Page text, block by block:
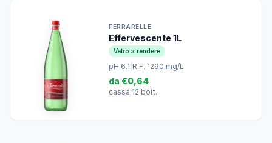
FERRARELLE
Effervescente 1L
Vetro a rendere
pH 6.1 R.F. 1290 mg/L
da €0,64
cassa 12 bott.